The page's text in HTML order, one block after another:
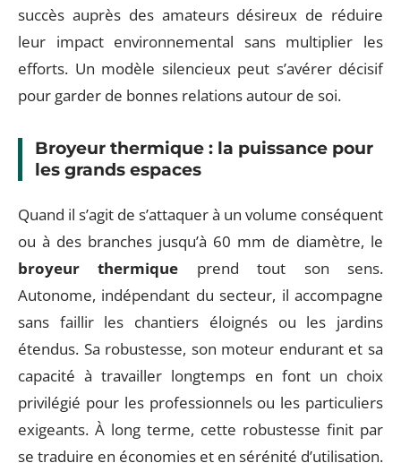
succès auprès des amateurs désireux de réduire
leur impact environnemental sans multiplier les
efforts. Un modèle silencieux peut s’avérer décisif
pour garder de bonnes relations autour de soi.
Broyeur thermique : la puissance pour
les grands espaces
Quand il s’agit de s’attaquer à un volume conséquent
ou à des branches jusqu’à 60 mm de diamètre, le
broyeur thermique prend tout son sens.
Autonome, indépendant du secteur, il accompagne
sans faillir les chantiers éloignés ou les jardins
étendus. Sa robustesse, son moteur endurant et sa
capacité à travailler longtemps en font un choix
privilégié pour les professionnels ou les particuliers
exigeants. À long terme, cette robustesse finit par
se traduire en économies et en sérénité d’utilisation.